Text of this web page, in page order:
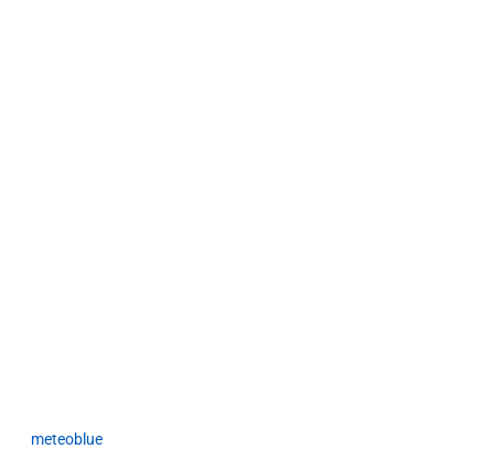
meteoblue